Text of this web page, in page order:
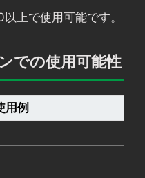
上で使用可能です。
での使用可能性
用例